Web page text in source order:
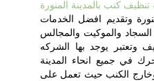
كنب بالمدينة المنورة
وتقديم افضل الخدمات
والموكيت والمجالس
وتعتبر يوجد بها الشركه
في جميع انحاء المدينة
الكنب حيث تعمل على